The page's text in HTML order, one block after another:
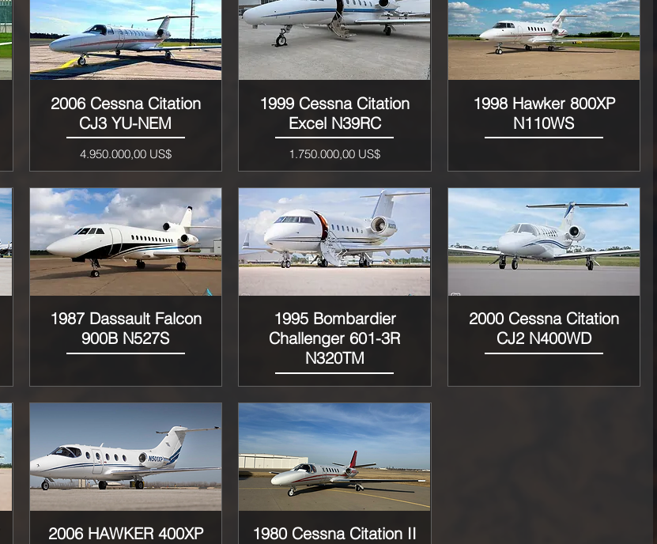
Vista rápida
2006 Cessna Citation
CJ3 YU-NEM
Precio
4.950.000,00 US$
Vista rápida
1999 Cessna Citation
Excel N39RC
Precio
1.750.000,00 US$
Vista rápida
1998 Hawker 800XP
N110WS
Vista rápida
1987 Dassault Falcon
900B N527S
Vista rápida
1995 Bombardier
Challenger 601-3R
N320TM
Vista rápida
2000 Cessna Citation
CJ2 N400WD
Vista rápida
2006 HAWKER 400XP
Vista rápida
1980 Cessna Citation II